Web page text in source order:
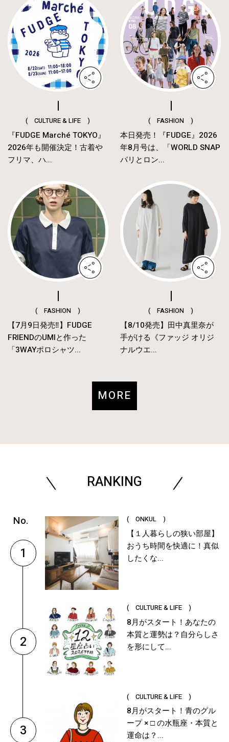
( CULTURE & LIFE )
『FUDGE Marché TOKYO』
2026年も開催決定！古着や
フリマ、ハ...
( FASHION )
本日発売！『FUDGE』2026
年8月号は、「WORLD SNAP
パリとロン...
( FASHION )
【7月9日発売‼︎】FUDGE
FRIENDのUMIと作った
「3WAYポロシャツ...
( FASHION )
【8/10発売】田中真里奈が
手がける《ファッジ オリジ
ナルウエ...
MORE
RANKING
1
( ONKUL )
【１人暮らしの狭い部屋】
おうち時間を快適に！真似
したくな...
2
( CULTURE & LIFE )
8月がスタート！あなたの
本質と運勢は？自分らしさ
を形にして...
3
( CULTURE & LIFE )
8月がスタート！青のグル
ープ × □ の水瓶座・本質と
運命は？...